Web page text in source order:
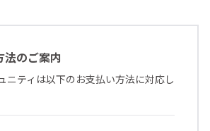
法のご案内
ニティは以下のお支払い方法に対応し